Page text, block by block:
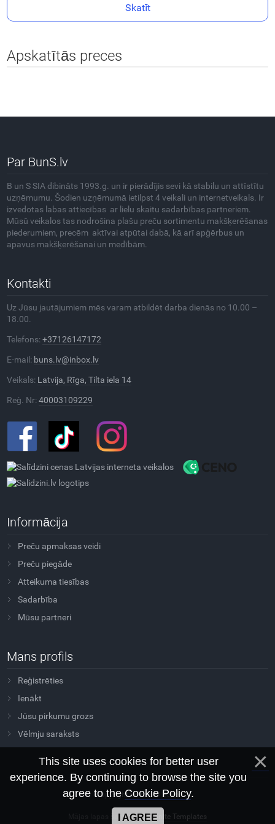
Skatīt
Apskatītās preces
Par BunS.lv
B un S SIA dibināts 1993.g. un ir pierādījis sevi kā stabilu un attīstītu
uzņēmumu. Šodien uzņēmumā ietilpst 4 veikali un internetveikals. Ir
izvedotas labas attiecības ar lielu skaitu sadarbības partneriem.
Mūsū veikalos tas nodrošina plašu preču sortimentu makšķerēšanas
piederumiem, precēm aktīvai atpūtai dabā, kā arī apģērbus un
apavus makšķerēšanai un medībām.
Kontakti
Uz Jūsu jautājumiem mēs varam atbildēt darba dienās no 10.00 –
18.00.
Telefons:+37126147172
E-mail: buns.lv@inbox.lv
Veikals: Latvija, Rīga, Tilta iela 14
Reģ. Nr:40003109229
Informācija
Preču apmaksas veidi
Preču piegāde
Atteikuma tiesības
Sadarbība
Mūsu partneri
Mans profils
Reģistrēties
Ienākt
Jūsu pirkumu grozs
Vēlmju saraksts
Copyright Sovtus © 2026
Mājas lapas šablonsMorganite Templates
This site uses cookies for better user
experience. By continuing to browse the site you
agree to the Cookie Policy.
I AGREE